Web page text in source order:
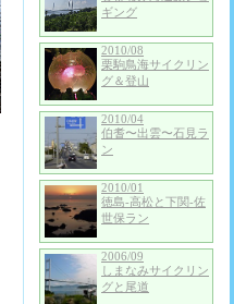
ギング
2010/08
栗駒鳥海サイクリン
グ＆登山
2010/04
伯耆〜出雲〜石見ラ
ン
2010/01
徳島-高松と下関-佐
世保ラン
2006/09
しまなみサイクリン
グと尾道